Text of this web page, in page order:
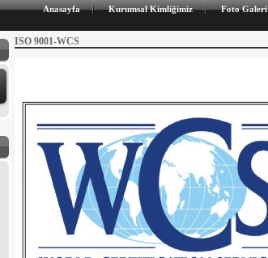
Anasayfa Kurumsal Kimliğimiz Foto Galeri
ISO 9001-WCS